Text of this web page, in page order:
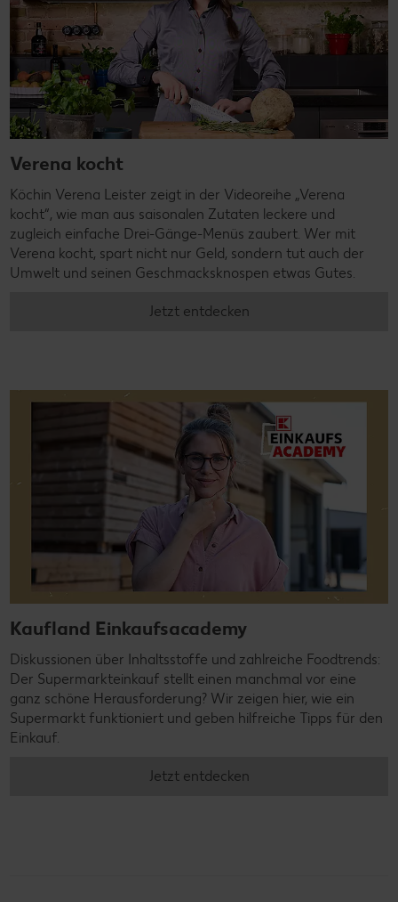
Verena kocht
Köchin Verena Leister zeigt in der Videoreihe „Verena
kocht“, wie man aus saisonalen Zutaten leckere und
zugleich einfache Drei-Gänge-Menüs zaubert. Wer mit
Verena kocht, spart nicht nur Geld, sondern tut auch der
Umwelt und seinen Geschmacksknospen etwas Gutes.
Jetzt entdecken
Kaufland Einkaufsacademy
Diskussionen über Inhaltsstoffe und zahlreiche Foodtrends:
Der Supermarkteinkauf stellt einen manchmal vor eine
ganz schöne Herausforderung? Wir zeigen hier, wie ein
Supermarkt funktioniert und geben hilfreiche Tipps für den
Einkauf.
Jetzt entdecken